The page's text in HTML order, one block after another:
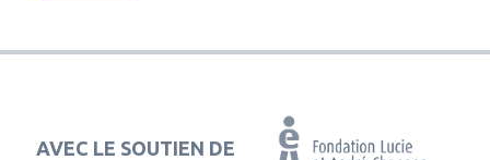
AVEC LE SOUTIEN DE